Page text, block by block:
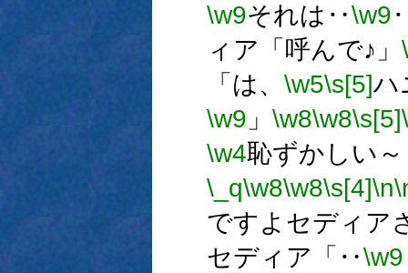
\w9それは‥\w9
ィア「呼んで♪」
「は、 \w5\s[5]ハ
\w9 」 \w8\w8\s[5]
\w4恥ずかしい
\_q\w8\w8\s[4]\n
ですよセディア
セディア「‥\w9